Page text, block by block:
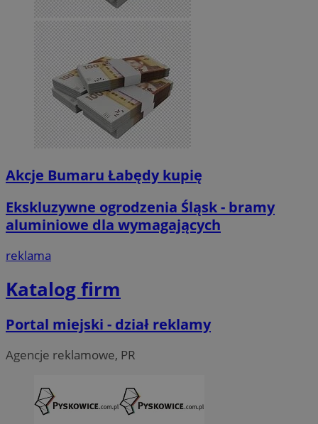
Akcje Bumaru Łabędy kupię
Ekskluzywne ogrodzenia Śląsk - bramy
aluminiowe dla wymagających
reklama
Katalog firm
Portal miejski - dział reklamy
Agencje reklamowe, PR